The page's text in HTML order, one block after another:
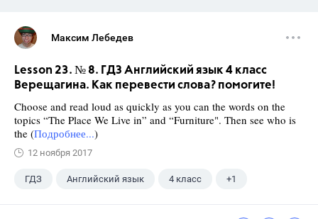
Максим Лебедев
Lesson 23. № 8. ГДЗ Английский язык 4 класс
Верещагина. Как перевести слова? помогите!
Choose and read loud as quickly as you can the words on the
topics “The Place We Live in” and “Furniture". Then see who is
the (Подробнее...)
12 ноября 2017
ГДЗ Английский язык 4 класс +1